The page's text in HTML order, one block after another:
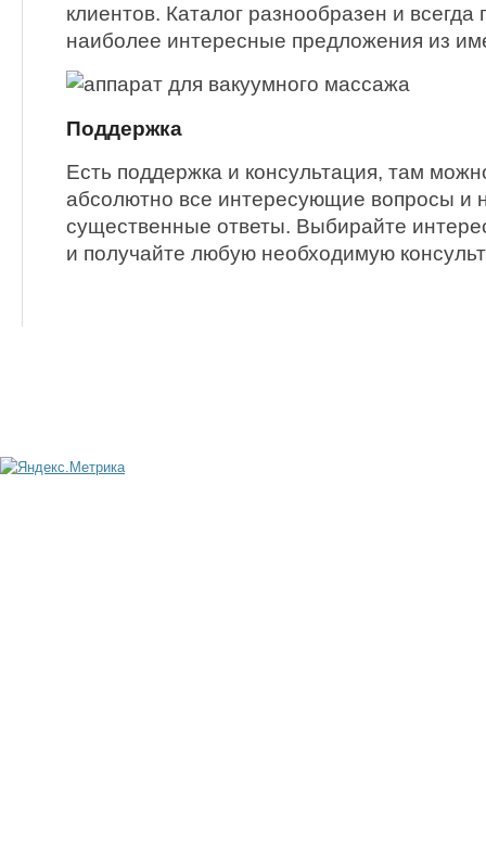
клиентов. Каталог разнообразен и всегда
наиболее интересные предложения из
Поддержка
Есть поддержка и консультация, там
абсолютно все интересующие вопросы и
существенные ответы. Выбирайте
и получайте любую необходимую